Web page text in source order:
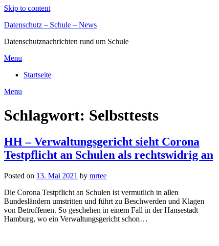
Skip to content
Datenschutz – Schule – News
Datenschutznachrichten rund um Schule
Menu
Startseite
Menu
Schlagwort: Selbsttests
HH – Verwaltungsgericht sieht Corona
Testpflicht an Schulen als rechtswidrig an
Posted on 13. Mai 2021 by mrtee
Die Corona Testpflicht an Schulen ist vermutlich in allen
Bundesländern umstritten und führt zu Beschwerden und Klagen
von Betroffenen. So geschehen in einem Fall in der Hansestadt
Hamburg, wo ein Verwaltungsgericht schon…